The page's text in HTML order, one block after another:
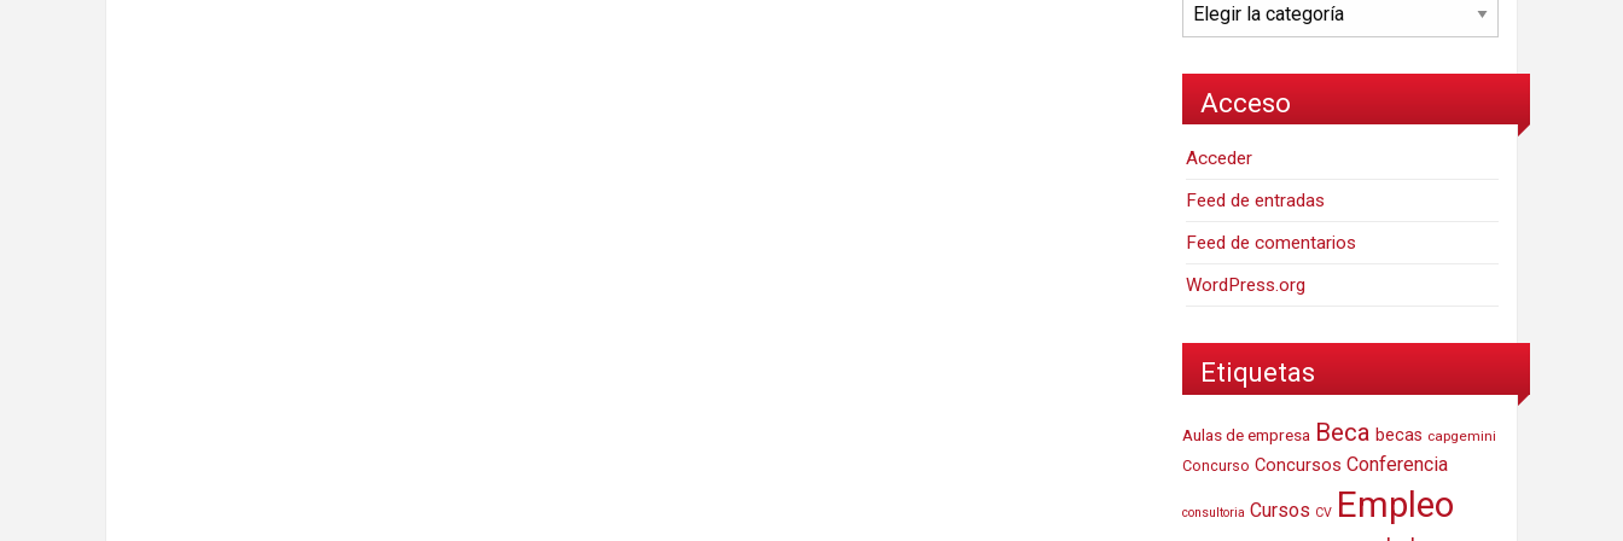
Acceso
Acceder
Feed de entradas
Feed de comentarios
WordPress.org
Etiquetas
Aulas de empresa Beca becas capgemini
Concurso Concursos Conferencia
consultoria Cursos CV Empleo